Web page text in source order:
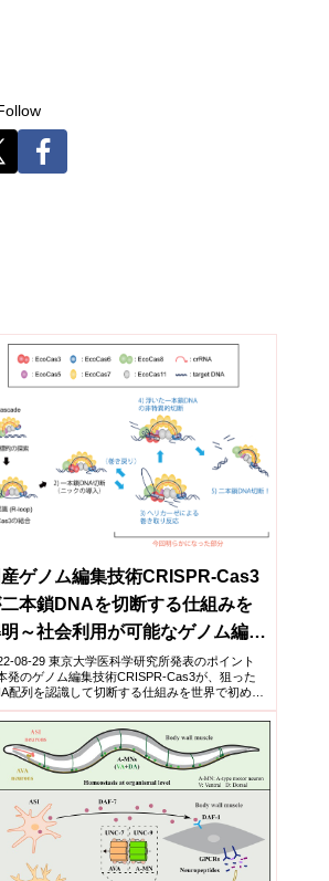
産ゲノム編集技術CRISPR-Cas3
本鎖DNAを切断する仕組みを
～社会利用が可能なゲノム編集
して期待～
08-29 東京大学医科学研究所発表のポイント
発のゲノム編集技術CRISPR-Cas3が、狙った
配列を認識して切断する仕組みを世界で初め